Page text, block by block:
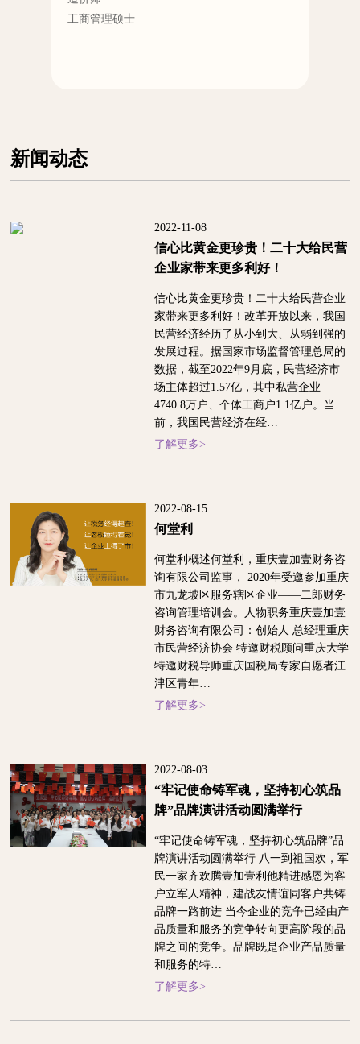
工商管理硕士
新闻动态
2022-11-08
信心比黄金更珍贵！二十大给民营
企业家带来更多利好！
信心比黄金更珍贵！二十大给民营企业
家带来更多利好！改革开放以来，我国
民营经济经历了从小到大、从弱到强的
发展过程。据国家市场监督管理总局的
数据，截至2022年9月底，民营经济市
场主体超过1.57亿，其中私营企业
4740.8万户、个体工商户1.1亿户。当
前，我国民营经济在经…
了解更多>
2022-08-15
何堂利
何堂利概述何堂利，重庆壹加壹财务咨
询有限公司监事， 2020年受邀参加重庆
市九龙坡区服务辖区企业——二郎财务
咨询管理培训会。人物职务重庆壹加壹
财务咨询有限公司：创始人 总经理重庆
市民营经济协会 特邀财税顾问重庆大学
特邀财税导师重庆国税局专家自愿者江
津区青年…
了解更多>
2022-08-03
“牢记使命铸军魂，坚持初心筑品
牌”品牌演讲活动圆满举行
“牢记使命铸军魂，坚持初心筑品牌”品
牌演讲活动圆满举行 八一到祖国欢，军
民一家齐欢腾壹加壹利他精进感恩为客
户立军人精神，建战友情谊同客户共铸
品牌一路前进 当今企业的竞争已经由产
品质量和服务的竞争转向更高阶段的品
牌之间的竞争。品牌既是企业产品质量
和服务的特…
了解更多>